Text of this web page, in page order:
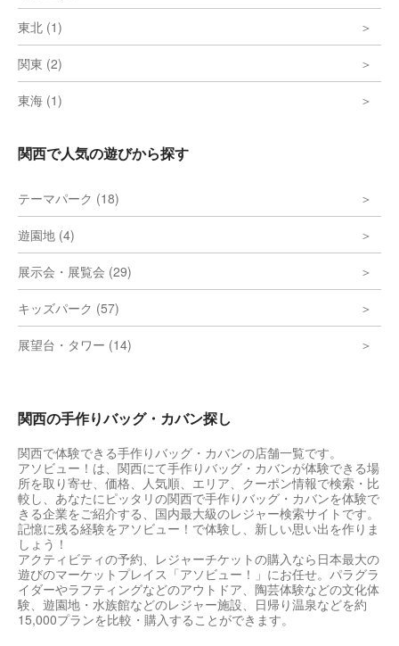
東北 (1)
関東 (2)
東海 (1)
関西で人気の遊びから探す
テーマパーク (18)
遊園地 (4)
展示会・展覧会 (29)
キッズパーク (57)
展望台・タワー (14)
関西の手作りバッグ・カバン探し
関西で体験できる手作りバッグ・カバンの店舗一覧です。
アソビュー！は、関西にて手作りバッグ・カバンが体験できる場
所を取り寄せ、価格、人気順、エリア、クーポン情報で検索・比
較し、あなたにピッタリの関西で手作りバッグ・カバンを体験で
きる企業をご紹介する、国内最大級のレジャー検索サイトです。
記憶に残る経験をアソビュー！で体験し、新しい思い出を作りま
しょう！
アクティビティの予約、レジャーチケットの購入なら日本最大の
遊びのマーケットプレイス「アソビュー！」にお任せ。パラグラ
イダーやラフティングなどのアウトドア、陶芸体験などの文化体
験、遊園地・水族館などのレジャー施設、日帰り温泉などを約
15,000プランを比較・購入することができます。